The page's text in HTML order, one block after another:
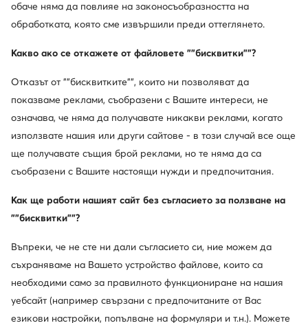
обаче няма да повлияе на законосъобразността на
обработката, която сме извършили преди оттеглянето.
Какво ако се откажете от файловете ""бисквитки""?
Отказът от ""бисквитките"", които ни позволяват да
показваме реклами, съобразени с Вашите интереси, не
означава, че няма да получавате никакви реклами, когато
използвате нашия или други сайтове - в този случай все още
ще получавате същия брой реклами, но те няма да са
съобразени с Вашите настоящи нужди и предпочитания.
Как ще работи нашият сайт без съгласието за ползване на
""бисквитки""?
Въпреки, че не сте ни дали съгласието си, ние можем да
съхраняваме на Вашето устройство файлове, които са
необходими само за правилното функциониране на нашия
уебсайт (например свързани с предпочитаните от Вас
езикови настройки, попълване на формуляри и т.н.). Можете